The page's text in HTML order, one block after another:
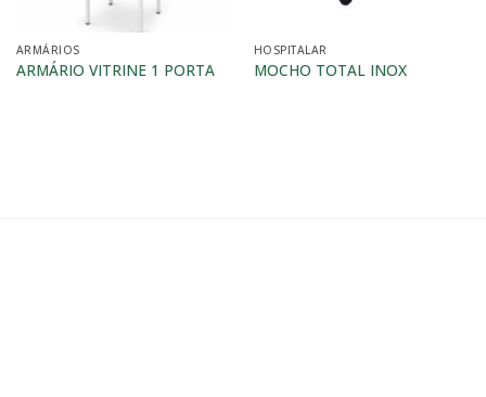
ARMÁRIOS
ARMÁRIO VITRINE 1 PORTA
HOSPITALAR
MOCHO TOTAL INOX